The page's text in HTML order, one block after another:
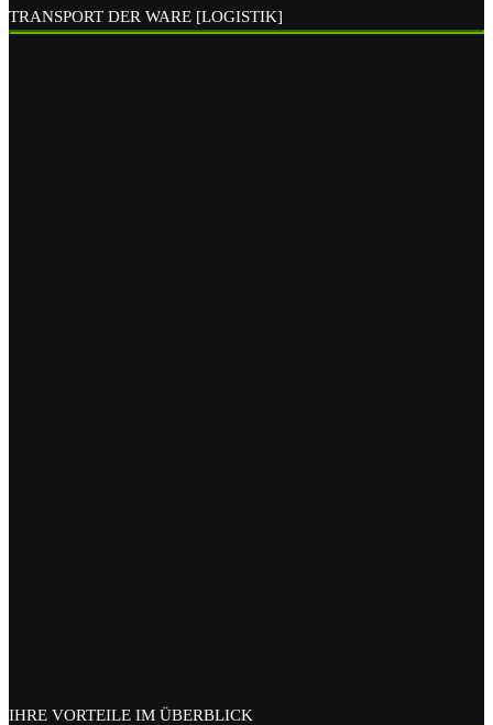
TRANSPORT DER WARE [LOGISTIK]
IHRE VORTEILE IM ÜBERBLICK